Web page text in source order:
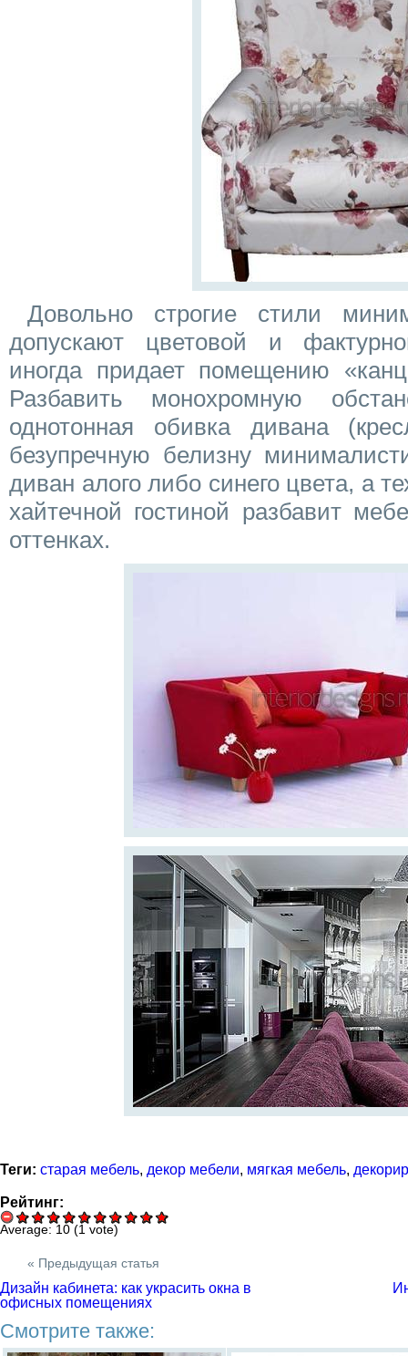
Довольно строгие стили
допускают цветовой и
иногда придает помещению
Разбавить монохромную
однотонная обивка дивана
безупречную белизну
диван алого либо синего цвета, а
хайтечной гостиной разбавит
оттенках.
Теги: старая мебель, декор мебели, мягкая мебель,
Рейтинг:
Average: 10 (1 vote)
« Предыдущая статья
Дизайн кабинета: как украсить окна в
офисных помещениях
Смотрите также: